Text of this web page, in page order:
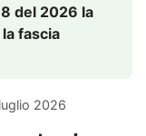
del 2026 la
fascia
2026